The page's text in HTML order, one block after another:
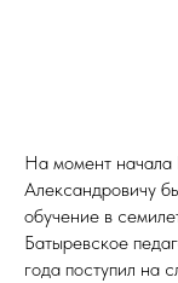
На момент начала
Александровичу
обучение в
Батыревское
года поступил на